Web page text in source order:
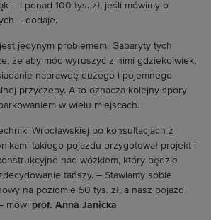
– i ponad 100 tys. zł, jeśli mówimy o
– dodaje.
jedynym problemem. Gabaryty tych
że aby móc wyruszyć z nimi gdziekolwiek,
naprawdę dużego i pojemnego
przyczepy. A to oznacza kolejny spory
w wielu miejscach.
Wrocławskiej po konsultacjach z
takiego pojazdu przygotował projekt i
nad wózkiem, który będzie
tańszy. – Stawiamy sobie
na poziomie 50 tys. zł, a nasz pojazd
mówi prof. Anna Janicka